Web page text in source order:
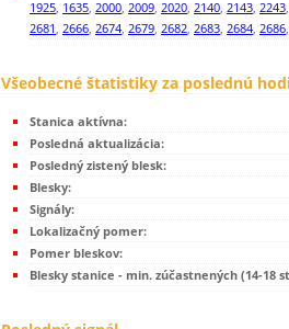
1925, 1635, 2000, 2009, 2020, 2140, 2143, 2243
2681, 2666, 2674, 2679, 2682, 2683, 2684, 2686
Všeobecné štatistiky za poslednú
Stanica aktívna:
Posledná aktualizácia:
Posledný zistený blesk:
Blesky:
Signály:
Lokalizačný pomer:
Pomer bleskov:
Blesky stanice - min. zúčastnených (14-18